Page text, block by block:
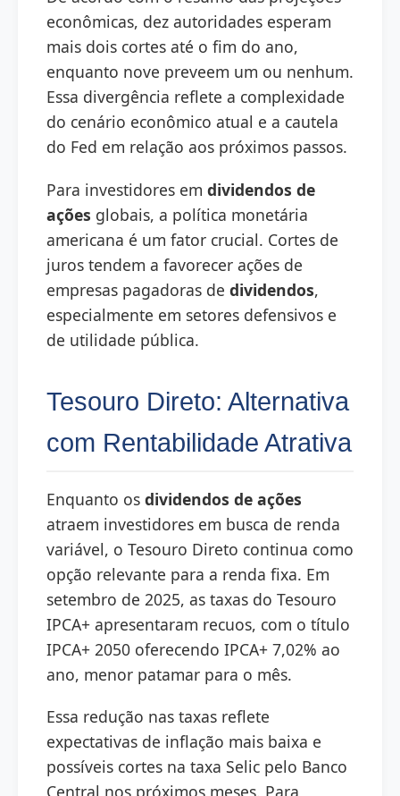
econômicas, dez autoridades esperam
mais dois cortes até o fim do ano,
enquanto nove preveem um ou nenhum.
Essa divergência reflete a complexidade
do cenário econômico atual e a cautela
do Fed em relação aos próximos passos.
Para investidores em dividendos de
ações globais, a política monetária
americana é um fator crucial. Cortes de
juros tendem a favorecer ações de
empresas pagadoras de dividendos,
especialmente em setores defensivos e
de utilidade pública.
Tesouro Direto: Alternativa
com Rentabilidade Atrativa
Enquanto os dividendos de ações
atraem investidores em busca de renda
variável, o Tesouro Direto continua como
opção relevante para a renda fixa. Em
setembro de 2025, as taxas do Tesouro
IPCA+ apresentaram recuos, com o título
IPCA+ 2050 oferecendo IPCA+ 7,02% ao
ano, menor patamar para o mês.
Essa redução nas taxas reflete
expectativas de inflação mais baixa e
possíveis cortes na taxa Selic pelo Banco
Central nos próximos meses. Para